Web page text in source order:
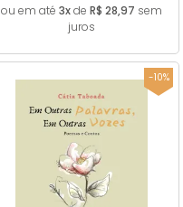
ou em até 3xde R$ 28,97 sem
juros
-10%